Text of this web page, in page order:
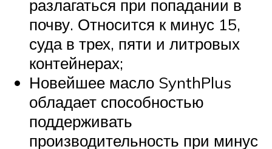
разлагаться при попадании в
почву. Относится к минус 15,
суда в трех, пяти и литровых
контейнерах;
Новейшее масло SynthPlus
обладает способностью
поддерживать
производительность при минус